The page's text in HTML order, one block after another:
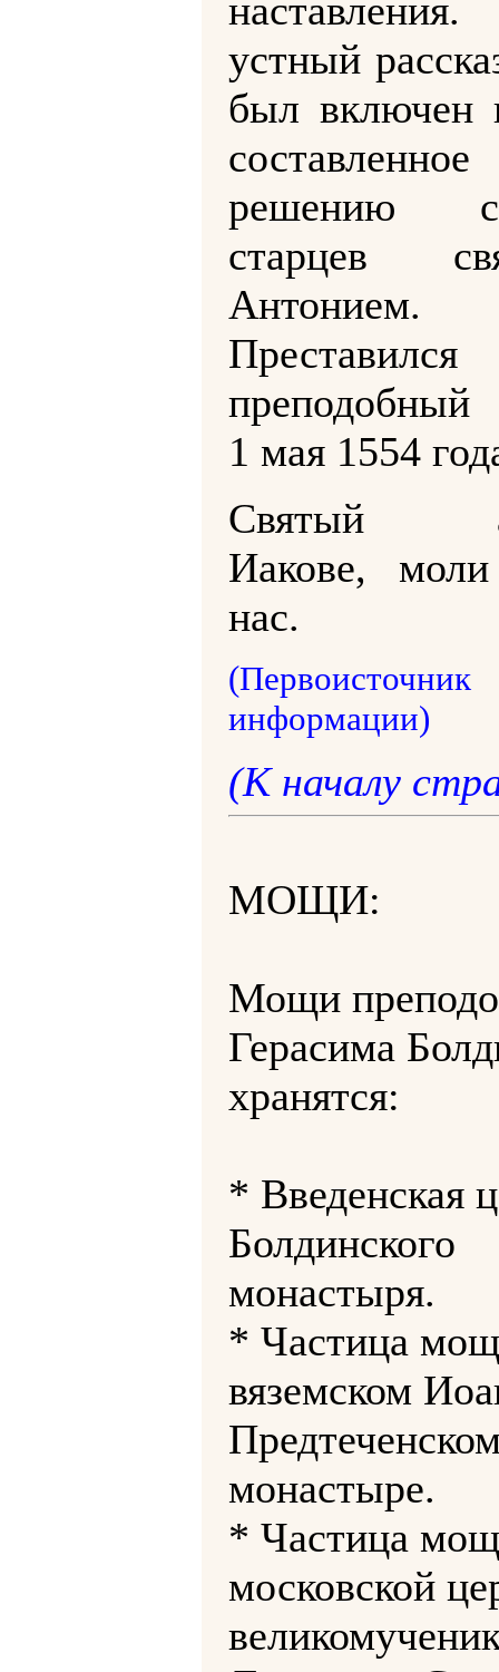
устный
был включен
решению
старцев
Антонием.
Преставился
преподобный
1 мая 1554
Святый
Иакове,
нас.
(Первоисточник
информации)
(К началу
МОЩИ:
Мощи
Герасима
хранятся:
* Введенская
Болдинского
монастыря.
* Частица
вяземском
монастыре.
* Частица
московской